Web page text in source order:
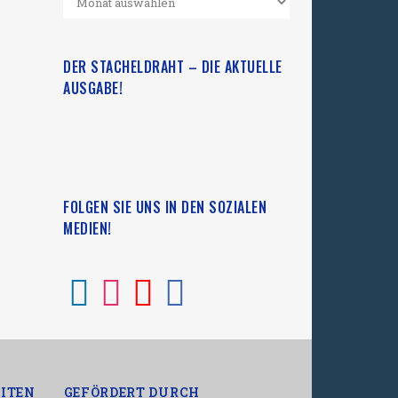
DER STACHELDRAHT – DIE AKTUELLE
AUSGABE!
FOLGEN SIE UNS IN DEN SOZIALEN
MEDIEN!
GEFÖRDERT DURCH